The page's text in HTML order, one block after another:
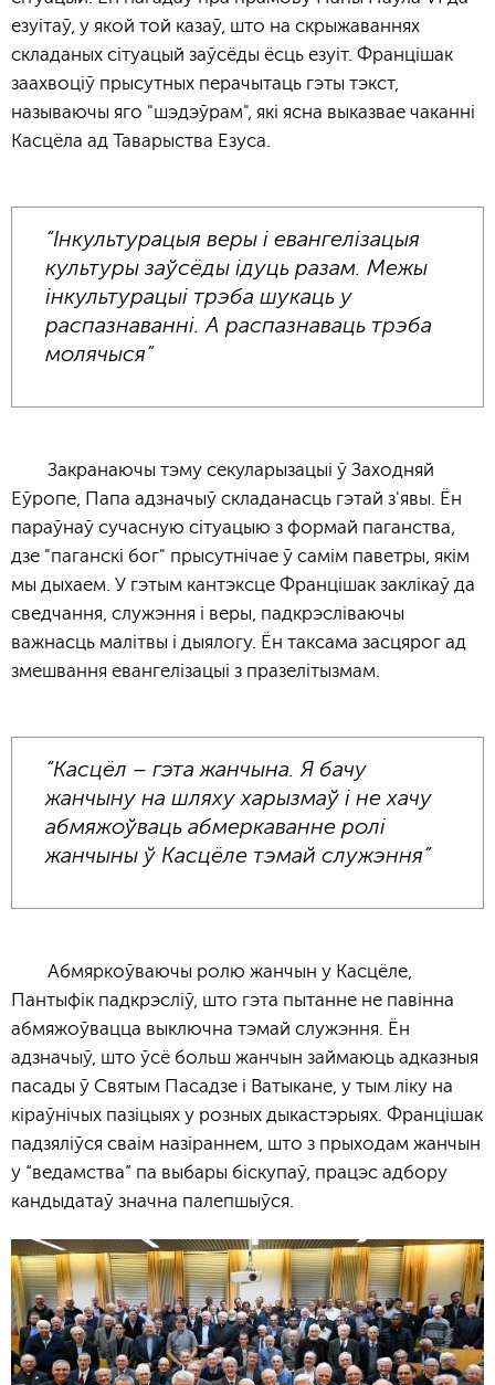
езуітаў, у якой той казаў, што на скрыжаваннях
складаных сітуацый заўсёды ёсць езуіт. Францішак
заахвоціў прысутных перачытаць гэты тэкст,
называючы яго "шэдэўрам", які ясна выказвае чаканні
Касцёла ад Таварыства Езуса.
“Інкультурацыя веры і евангелізацыя
культуры заўсёды ідуць разам. Межы
інкультурацыі трэба шукаць у
распазнаванні. А распазнаваць трэба
молячыся”
Закранаючы тэму секуларызацыі ў Заходняй
Еўропе, Папа адзначыў складанасць гэтай з'явы. Ён
параўнаў сучасную сітуацыю з формай паганства,
дзе "паганскі бог" прысутнічае ў самім паветры, якім
мы дыхаем. У гэтым кантэксце Францішак заклікаў да
сведчання, служэння і веры, падкрэсліваючы
важнасць малітвы і дыялогу. Ён таксама засцярог ад
змешвання евангелізацыі з празелітызмам.
“Касцёл – гэта жанчына. Я бачу
жанчыну на шляху харызмаў і не хачу
абмяжоўваць абмеркаванне ролі
жанчыны ў Касцёле тэмай служэння”
Абмяркоўваючы ролю жанчын у Касцёле,
Пантыфік падкрэсліў, што гэта пытанне не павінна
абмяжоўвацца выключна тэмай служэння. Ён
адзначыў, што ўсё больш жанчын займаюць адказныя
пасады ў Святым Пасадзе і Ватыкане, у тым ліку на
кіраўнічых пазіцыях у розных дыкастэрыях. Францішак
падзяліўся сваім назіраннем, што з прыходам жанчын
у “ведамства” па выбары біскупаў, працэс адбору
кандыдатаў значна палепшыўся.